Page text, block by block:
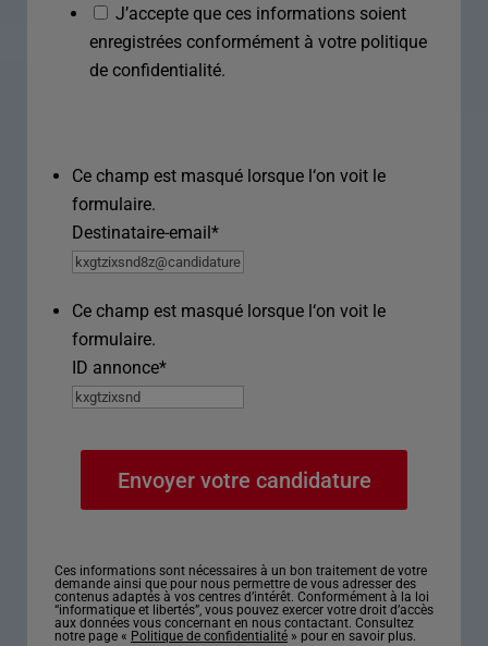
J’accepte que ces informations soient
enregistrées conformément à votre politique
de confidentialité.
Ce champ est masqué lorsque l‘on voit le
formulaire.
Destinataire-email*
Ce champ est masqué lorsque l‘on voit le
formulaire.
ID annonce*
Ces informations sont nécessaires à un bon traitement de votre
demande ainsi que pour nous permettre de vous adresser des
contenus adaptés à vos centres d’intérêt. Conformément à la loi
“informatique et libertés”, vous pouvez exercer votre droit d’accès
aux données vous concernant en nous contactant. Consultez
notre page « Politique de confidentialité » pour en savoir plus.